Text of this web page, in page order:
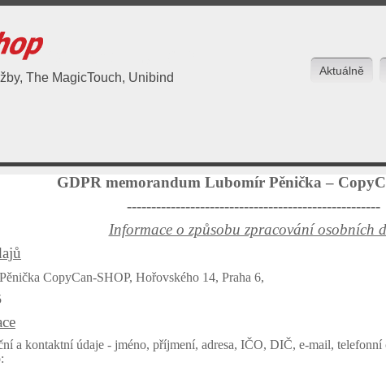
The MagicTouch, Unibind
Aktuálně
GDPR memorandum Lubomír Pěnička –
----------------------------------------------------
Informace o způsobu zpracování osobních
CopyCan-SHOP, Hořovského 14, Praha 6,
a kontaktní údaje - jméno, příjmení, adresa, IČO, DIČ, e-mail,